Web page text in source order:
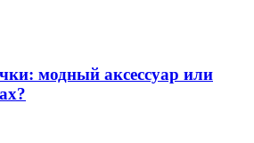
модный аксессуар или